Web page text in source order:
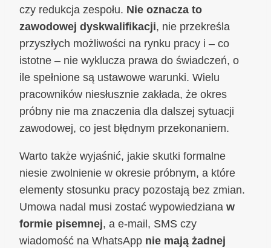
czy redukcja zespołu. Nie oznacza to
zawodowej dyskwalifikacji, nie przekreśla
przyszłych możliwości na rynku pracy i – co
istotne – nie wyklucza prawa do świadczeń, o
ile spełnione są ustawowe warunki. Wielu
pracowników niesłusznie zakłada, że okres
próbny nie ma znaczenia dla dalszej sytuacji
zawodowej, co jest błędnym przekonaniem.
Warto także wyjaśnić, jakie skutki formalne
niesie zwolnienie w okresie próbnym, a które
elementy stosunku pracy pozostają bez zmian.
Umowa nadal musi zostać wypowiedziana w
formie pisemnej, a e-mail, SMS czy
wiadomość na WhatsApp nie mają żadnej